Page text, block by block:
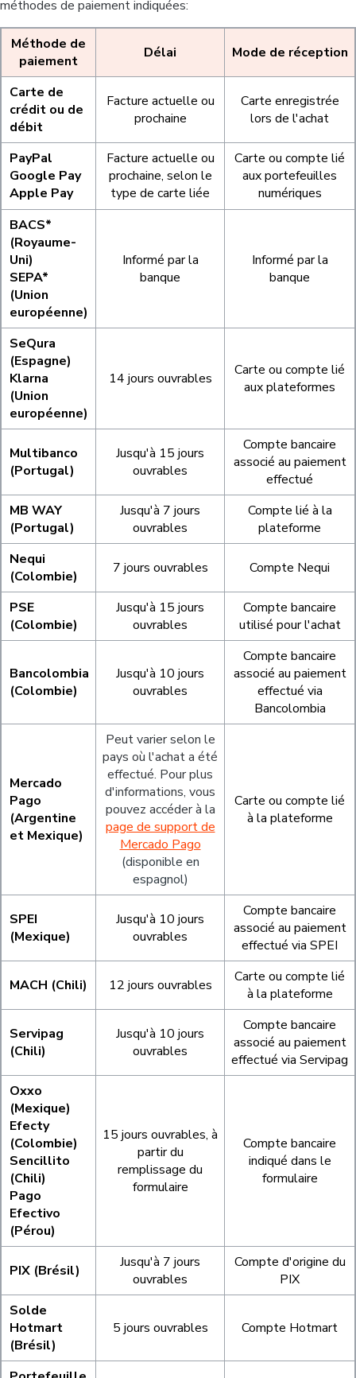
méthodes de paiement indiquées:
Méthode de
paiement
Délai Mode de réception
Carte de
crédit ou de
débit
Facture actuelle ou
prochaine
Carte enregistrée
lors de l'achat
PayPal
Google Pay
Apple Pay
Facture actuelle ou
prochaine, selon le
type de carte liée
Carte ou compte lié
aux portefeuilles
numériques
BACS*
(Royaume-
Uni)
SEPA*
(Union
européenne)
Informé par la
banque
Informé par la
banque
SeQura
(Espagne)
Klarna
(Union
européenne)
14 jours ouvrables
Carte ou compte lié
aux plateformes
Multibanco
(Portugal)
Jusqu'à 15 jours
ouvrables
Compte bancaire
associé au paiement
effectué
MB WAY
(Portugal)
Jusqu'à 7 jours
ouvrables
Compte lié à la
plateforme
Nequi
(Colombie)
7 jours ouvrables Compte Nequi
PSE
(Colombie)
Jusqu'à 15 jours
ouvrables
Compte bancaire
utilisé pour l'achat
Bancolombia
(Colombie)
Jusqu'à 10 jours
ouvrables
Compte bancaire
associé au paiement
effectué via
Bancolombia
Mercado
Pago
(Argentine
et Mexique)
Peut varier selon le
pays où l'achat a été
effectué. Pour plus
d'informations, vous
pouvez accéder à la
page de support de
Mercado Pago
(disponible en
espagnol)
Carte ou compte lié
à la plateforme
SPEI
(Mexique)
Jusqu'à 10 jours
ouvrables
Compte bancaire
associé au paiement
effectué via SPEI
MACH (Chili) 12 jours ouvrables
Carte ou compte lié
à la plateforme
Servipag
(Chili)
Jusqu'à 10 jours
ouvrables
Compte bancaire
associé au paiement
effectué via Servipag
Oxxo
(Mexique)
Efecty
(Colombie)
Sencillito
(Chili)
Pago
Efectivo
(Pérou)
15 jours ouvrables, à
partir du
remplissage du
formulaire
Compte bancaire
indiqué dans le
formulaire
PIX (Brésil)
Jusqu'à 7 jours
ouvrables
Compte d'origine du
PIX
Solde
Hotmart
(Brésil)
5 jours ouvrables Compte Hotmart